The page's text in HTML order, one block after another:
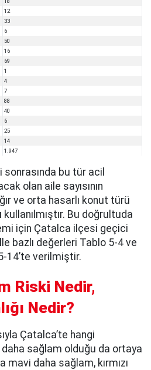
12
33
6
50
16
69
1
4
7
88
40
6
25
14
1.947
bu tür acil
olan aile sayısının
ve orta hasarlı konut türü
kullanılmıştır. Bu doğrultuda
için Çatalca ilçesi geçici
bazlı değerleri Tablo 5-4 ve
14’te verilmiştir.
Riski Nedir,
Nedir?
Çatalca’te hangi
sağlam olduğu da ortaya
mavi daha sağlam, kırmızı